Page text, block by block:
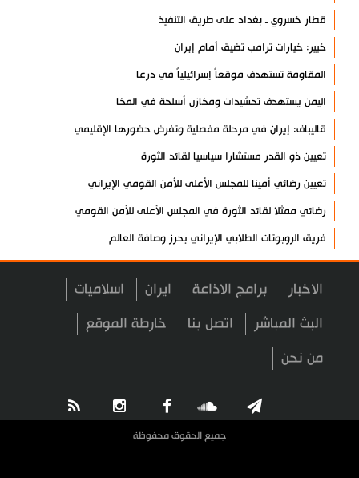
قطار خسروي ـ بغداد على طريق التنفيذ
خبير: خيارات ترامب تضيق أمام إيران
المقاومة تستهدف موقعاً إسرائيلياً في درعا
اليمن يستهدف تحشيدات ومخازن أسلحة في المخا
قاليباف: إيران في مرحلة مفصلية وتفرض حضورها الإقليمي
تعيين ذو القدر مستشارا سياسيا لقائد الثورة
تعيين رضائي أمينا للمجلس الأعلى للأمن القومي الإيراني
رضائي ممثلا لقائد الثورة في المجلس الأعلى للأمن القومي
فريق الروبوتات الطلابي الإيراني يحرز وصافة العالم
حزب الله يعقب على الخريطة الإسرائيلية بضم جنوب لبنان
العميد ابن الرضا: نعمل لإحداث ثورة صناعية دفاعية
بيان صادر عن هيئة الحشد الشعبي دعما للفياض
آية الله لاريجاني: مضيق هرمز لن يعود إلى وضعه السابق
تكريم الشهيد لاريجاني ومنحه "الجائزة الوطنية للتعليم والثقافة
والبحوث"
الاخبار برامج الاذاعة ايران اسلاميات
البث المباشر اتصل بنا خارطة الموقع
من نحن
جميع الحقوق محفوظة